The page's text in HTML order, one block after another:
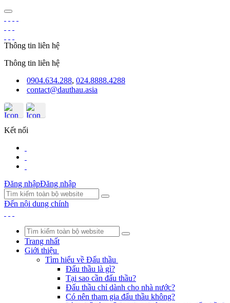
Thông tin liên hệ
Thông tin liên hệ
0904.634.288, 024.8888.4288
contact@dauthau.asia
Kết nối
Đăng nhậpĐăng nhập
Đến nội dung chính
Trang nhất
Giới thiệu
Tìm hiểu về Đấu thầu
Đấu thầu là gì?
Tại sao cần đấu thầu?
Đấu thầu chỉ dành cho nhà nước?
Có nên tham gia đấu thầu không?